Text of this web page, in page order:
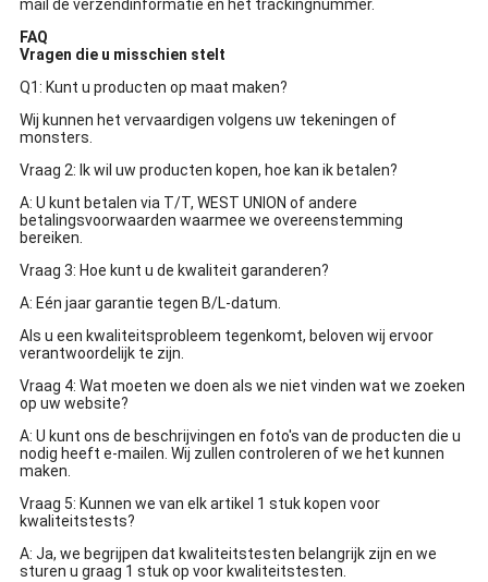
mail de verzendinformatie en het trackingnummer.
FAQ
Vragen die u misschien stelt
Q1: Kunt u producten op maat maken?
Wij kunnen het vervaardigen volgens uw tekeningen of
monsters.
Vraag 2: Ik wil uw producten kopen, hoe kan ik betalen?
A: U kunt betalen via T/T, WEST UNION of andere
betalingsvoorwaarden waarmee we overeenstemming
bereiken.
Vraag 3: Hoe kunt u de kwaliteit garanderen?
A: Eén jaar garantie tegen B/L-datum.
Als u een kwaliteitsprobleem tegenkomt, beloven wij ervoor
verantwoordelijk te zijn.
Vraag 4: Wat moeten we doen als we niet vinden wat we zoeken
op uw website?
A: U kunt ons de beschrijvingen en foto's van de producten die u
nodig heeft e-mailen. Wij zullen controleren of we het kunnen
maken.
Vraag 5: Kunnen we van elk artikel 1 stuk kopen voor
kwaliteitstests?
A: Ja, we begrijpen dat kwaliteitstesten belangrijk zijn en we
sturen u graag 1 stuk op voor kwaliteitstesten.